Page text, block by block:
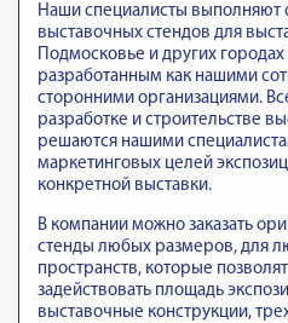
Наши специалисты выполняют
выставочных стендов для
Подмосковье и других
разработанным как нашими
сторонними организациями.
разработке и строительстве
решаются нашими
маркетинговых целей
конкретной выставки.
В компании можно заказать
стенды любых размеров, для
пространств, которые
задействовать площадь
выставочные конструкции,